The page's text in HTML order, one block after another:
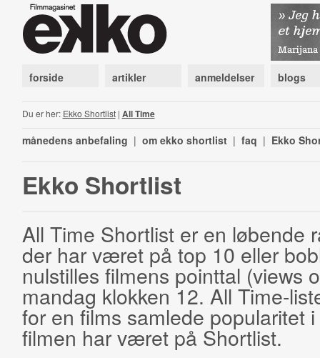
forside artikler anmeldelser blogs
Du er her: Ekko Shortlist| All Time
månedens anbefaling | om ekko shortlist | faq | Ekko
Ekko Shortlist
All Time Shortlist er en løbende
der har været på top 10 eller
nulstilles filmens pointtal (views
mandag klokken 12. All Time-
for en films samlede popularitet
filmen har været på Shortlist.